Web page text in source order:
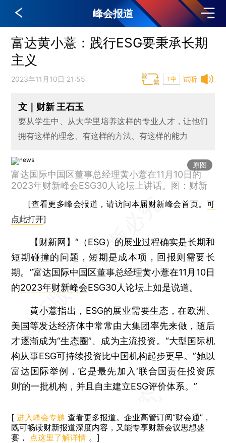
峰会报道
富达黄小薏：践行ESG要秉承长期
主义
试听
2023年11月10日 21:55 T中
文｜财新 王石玉
要从学生中、从大学里培养这样的专业人才，让他们
拥有这样的理念、有这样的方法、有这样的能力
原图
富达国际中国区董事总经理黄小薏在11月10日的
2023年财新峰会ESG30人论坛上讲话。图：财新
[查看更多峰会报道，请访问本届财新峰会首页。 可
点此打开]
【财新网】 “（ESG）的展业过程确实是长期和
短期碰撞的问题，短期是成本项，回报则需要长
期。”富达国际中国区董事总经理黄小薏在11月10日
的2023年财新峰会ESG30人论坛上如是说道。
黄小薏指出，ESG的展业需要生态，在欧洲、
美国等发达经济体中常常由大集团率先来做，随后
才逐渐成为“生态圈”、成为主流投资。“大型国际机
构从事ESG可持续投资比中国机构起步更早。”她以
富达国际举例，它是最先加入‘联合国责任投资原
则’的一批机构，并且自主建立ESG评价体系。”
[ 进入峰会专题 查看更多报道。企业高管订阅“财会通”，
既可畅读财新报道深度内容，又能专享财新会议思想盛
宴， 点这里了解详情 。]